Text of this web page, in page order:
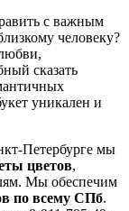
с важным
человеку?
сказать
уникален и
Петербурге мы
цветов,
Мы обеспечим
по всему СПб.